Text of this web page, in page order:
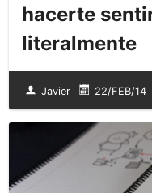
hacerte
literalmente
Javier 22/FEB/14